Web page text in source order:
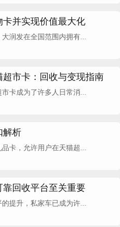
并实现价值最大化
润发在全国范围内拥有...
市卡：回收与变现指南
卡成为了许多人日常消...
解析
卡，允许用户在天猫超...
回收平台至关重要
提升，私家车已成为许...